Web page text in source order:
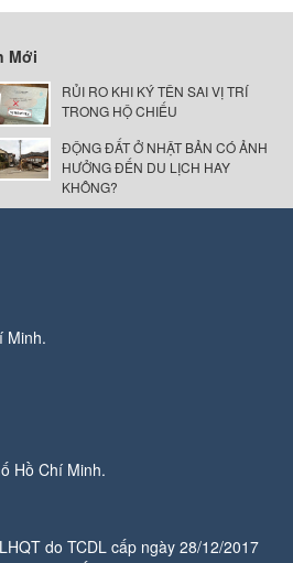
Mới
RỦI RO KHI KÝ TÊN SAI VỊ TRÍ
TRONG HỘ CHIẾU
ĐỘNG ĐẤT Ở NHẬT BẢN CÓ ẢNH
HƯỞNG ĐẾN DU LỊCH HAY
KHÔNG?
Minh.
Hồ Chí Minh.
do TCDL cấp ngày 28/12/2017